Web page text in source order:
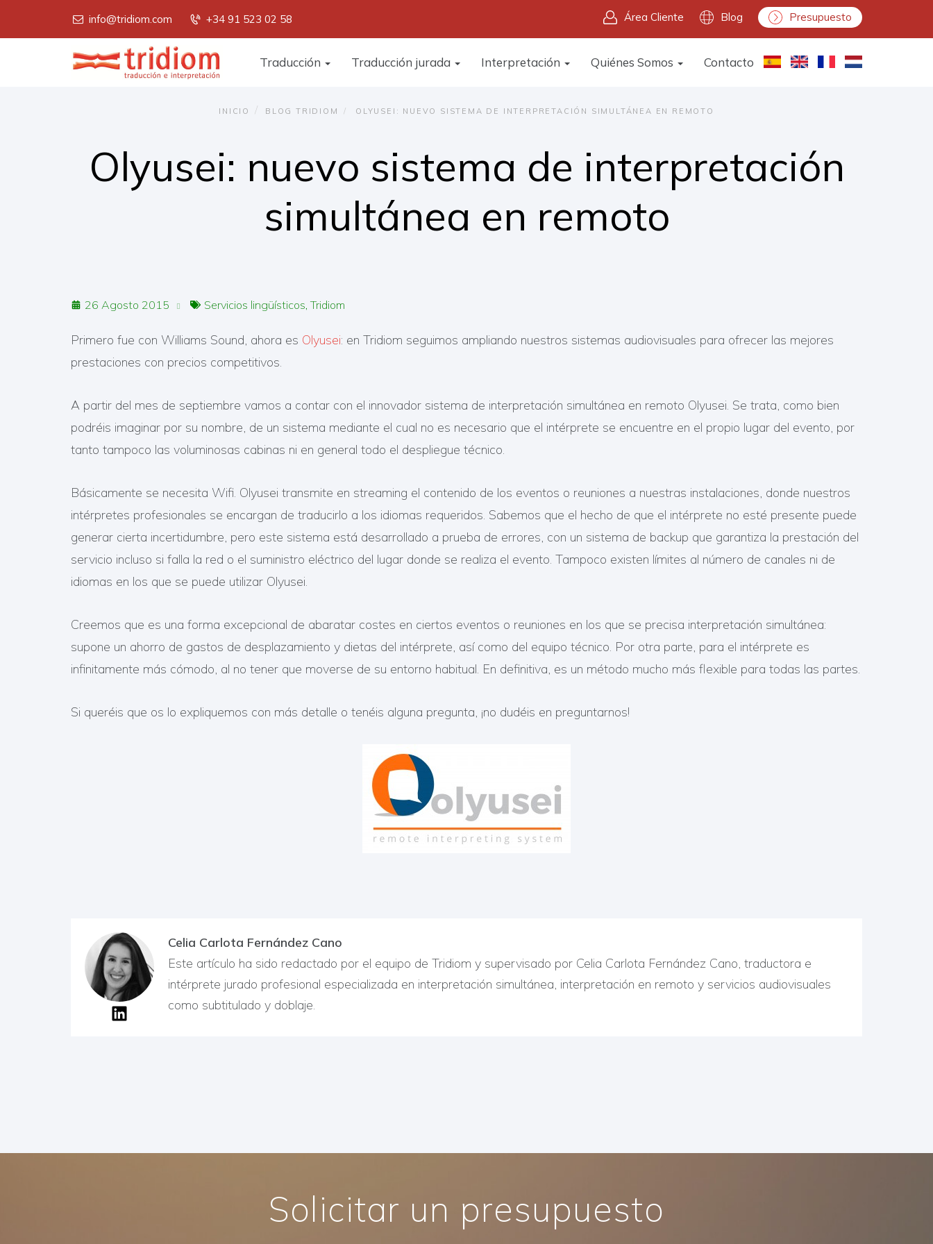
info@tridiom.com +34 91 523 02 58 Área Cliente Blog Presupuesto
Traducción Traducción jurada Interpretación Quiénes Somos Contacto
INICIO BLOG TRIDIOM OLYUSEI: NUEVO SISTEMA DE INTERPRETACIÓN SIMULTÁNEA EN REMOTO
Olyusei: nuevo sistema de interpretación
simultánea en remoto
26 Agosto 2015 Servicios lingüísticos Tridiom
Primero fue con Williams Sound, ahora es Olyusei: en Tridiom seguimos ampliando nuestros sistemas audiovisuales para ofrecer las mejores
prestaciones con precios competitivos.
A partir del mes de septiembre vamos a contar con el innovador sistema de interpretación simultánea en remoto Olyusei. Se trata, como bien
podréis imaginar por su nombre, de un sistema mediante el cual no es necesario que el intérprete se encuentre en el propio lugar del evento, por
tanto tampoco las voluminosas cabinas ni en general todo el despliegue técnico.
Básicamente se necesita Wifi. Olyusei transmite en streaming el contenido de los eventos o reuniones a nuestras instalaciones, donde nuestros
intérpretes profesionales se encargan de traducirlo a los idiomas requeridos. Sabemos que el hecho de que el intérprete no esté presente puede
generar cierta incertidumbre, pero este sistema está desarrollado a prueba de errores, con un sistema de backup que garantiza la prestación del
servicio incluso si falla la red o el suministro eléctrico del lugar donde se realiza el evento. Tampoco existen límites al número de canales ni de
idiomas en los que se puede utilizar Olyusei.
Creemos que es una forma excepcional de abaratar costes en ciertos eventos o reuniones en los que se precisa interpretación simultánea:
supone un ahorro de gastos de desplazamiento y dietas del intérprete, así como del equipo técnico. Por otra parte, para el intérprete es
infinitamente más cómodo, al no tener que moverse de su entorno habitual. En definitiva, es un método mucho más flexible para todas las partes.
Si queréis que os lo expliquemos con más detalle o tenéis alguna pregunta, ¡no dudéis en preguntarnos!
Celia Carlota Fernández Cano
Este artículo ha sido redactado por el equipo de Tridiom y supervisado por Celia Carlota Fernández Cano, traductora e
intérprete jurado profesional especializada en interpretación simultánea, interpretación en remoto y servicios audiovisuales
como subtitulado y doblaje.
Solicitar un presupuesto